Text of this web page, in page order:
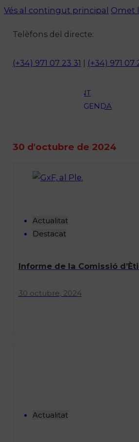
Vés al contingut principal Omet
Telèfons del directe:
(+34) 971 07 23 31 (+34) 971 07
ACTUALITAT
OCI
ENTREVISTES
AMBIENT
AGENDA
Programació
30 d'octubre de 2024
Actualitat
Destacat
Informe de la Comissió
30 octubre, 2024
Actualitat